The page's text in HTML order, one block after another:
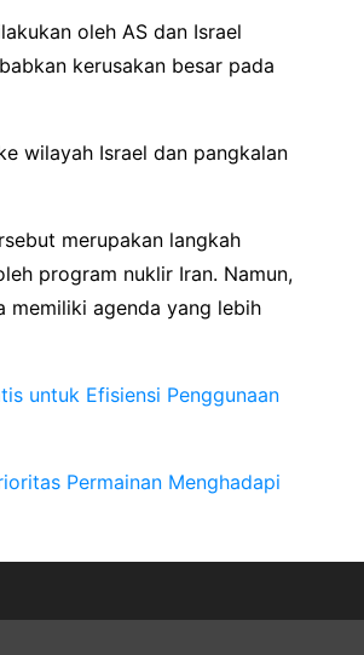
oleh AS dan Israel
kerusakan besar pada
wilayah Israel dan pangkalan
merupakan langkah
program nuklir Iran. Namun,
memiliki agenda yang lebih
untuk Efisiensi Penggunaan
Permainan Menghadapi